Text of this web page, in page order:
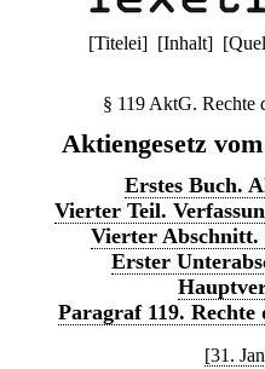
[Titelei] [Inhalt] [
§ 119 AktG. Rechte
Aktiengesetz
Erstes Buch.
Vierter Teil.
Vierter Abschnitt.
Erster
Paragraf 119.
[31.